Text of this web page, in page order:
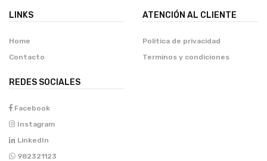
LINKS
Home
Contacto
ATENCIÓN AL CLIENTE
Politica de privacidad
Terminos y condiciones
REDES SOCIALES
Facebook
Instagram
LinkedIn
982321123